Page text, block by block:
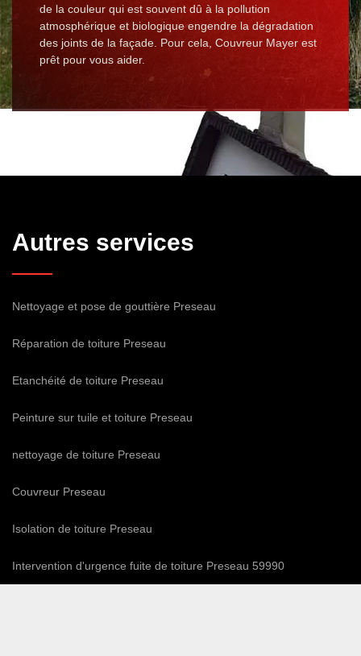
de la couleur qui est souvent dû à la pollution
atmosphérique et biologique engendre la dégradation
des joints de la façade. Pour cela, Couvreur Mayer est
prêt pour vous aider.
Autres services
Nettoyage et pose de gouttière Preseau
Réparation de toiture Preseau
Etanchéité de toiture Preseau
Peinture sur tuile et toiture Preseau
nettoyage de toiture Preseau
Couvreur Preseau
Isolation de toiture Preseau
Intervention d'urgence fuite de toiture Preseau 59990